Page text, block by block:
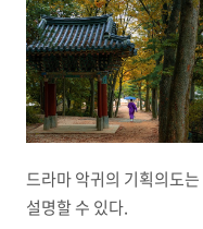
드라마 악귀의 기획의도는
설명할 수 있다.